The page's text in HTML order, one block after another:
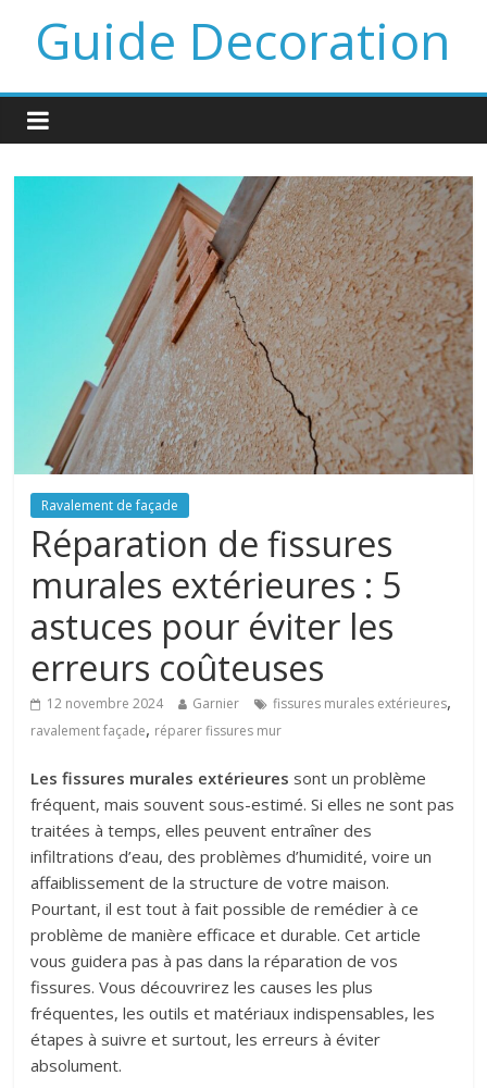
Guide Decoration
Ravalement de façade
Réparation de fissures
murales extérieures : 5
astuces pour éviter les
erreurs coûteuses
12 novembre 2024 Garnier fissures murales extérieures,
ravalement façade, réparer fissures mur
Les fissures murales extérieures sont un problème
fréquent, mais souvent sous-estimé. Si elles ne sont pas
traitées à temps, elles peuvent entraîner des
infiltrations d’eau, des problèmes d’humidité, voire un
affaiblissement de la structure de votre maison.
Pourtant, il est tout à fait possible de remédier à ce
problème de manière efficace et durable. Cet article
vous guidera pas à pas dans la réparation de vos
fissures. Vous découvrirez les causes les plus
fréquentes, les outils et matériaux indispensables, les
étapes à suivre et surtout, les erreurs à éviter
absolument.